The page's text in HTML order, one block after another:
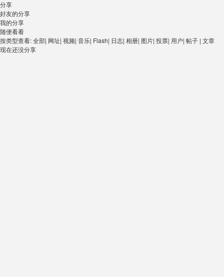
分享
好友的分享
我的分享
随便看看
按类型查看:全部| 网址| 视频| 音乐| Flash| 日志| 相册| 图片| 投票| 用户| 帖子 | 文章
现在还没分享